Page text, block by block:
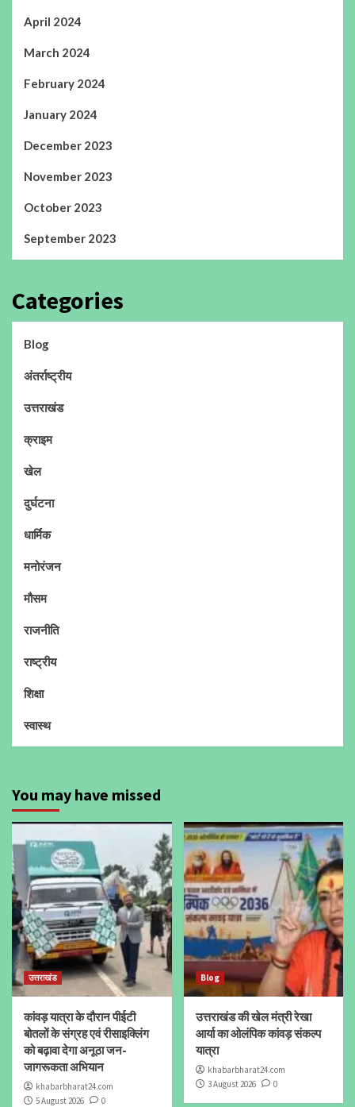
April 2024
March 2024
February 2024
January 2024
December 2023
November 2023
October 2023
September 2023
Categories
Blog
अंतर्राष्ट्रीय
उत्तराखंड
क्राइम
खेल
दुर्घटना
धार्मिक
मनोरंजन
मौसम
राजनीति
राष्ट्रीय
शिक्षा
स्वास्थ
You may have missed
उत्तराखंड
कांवड़ यात्रा के दौरान पीईटी
बोतलों के संग्रह एवं रीसाइक्लिंग
को बढ़ावा देगा अनूठा जन-
जागरूकता अभियान
khabarbharat24.com
5 August 2026
0
Blog
उत्तराखंड की खेल मंत्री रेखा
आर्या का ओलंपिक कांवड़ संकल्प
यात्रा
khabarbharat24.com
3 August 2026
0